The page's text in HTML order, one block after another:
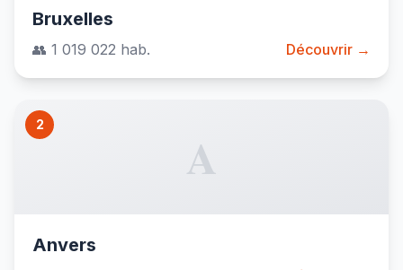
Bruxelles
👥 1 019 022 hab. Découvrir →
2
A
Anvers